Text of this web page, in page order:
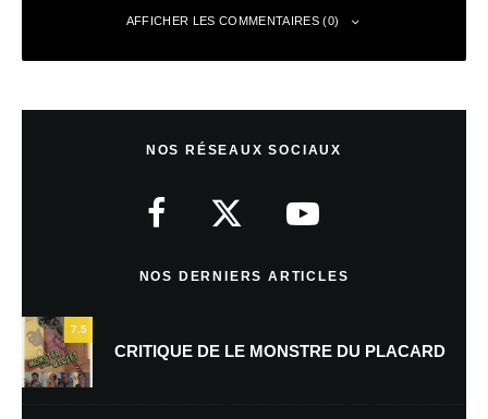
AFFICHER LES COMMENTAIRES (0)
NOS RÉSEAUX SOCIAUX
NOS DERNIERS ARTICLES
7.5
CRITIQUE DE LE MONSTRE DU PLACARD